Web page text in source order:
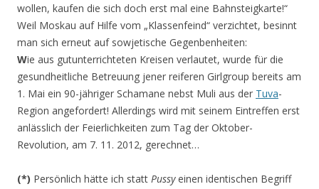
wollen, kaufen die sich doch erst mal eine Bahnsteigkarte!“
Weil Moskau auf Hilfe vom „Klassenfeind“ verzichtet, besinnt
man sich erneut auf sowjetische Gegenbenheiten:
Wie aus gutunterrichteten Kreisen verlautet, wurde für die
gesundheitliche Betreuung jener reiferen Girlgroup bereits am
1. Mai ein 90-jähriger Schamane nebst Muli aus der Tuva-
Region angefordert! Allerdings wird mit seinem Eintreffen erst
anlässlich der Feierlichkeiten zum Tag der Oktober-
Revolution, am 7. 11. 2012, gerechnet…
(*) Persönlich hätte ich statt Pussyeinen identischen Begriff